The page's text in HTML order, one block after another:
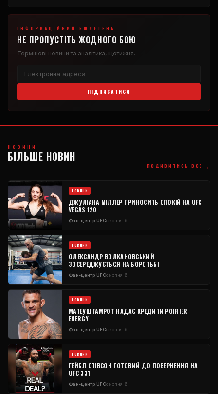
ІНФОРМАЦІЙНИЙ БЮЛЕТЕНЬ
НЕ ПРОПУСТІТЬ ЖОДНОГО БОЮ
Термінові новини та аналітика, щотижня.
ПІДПИСАТИСЯ
НОВИНИ
БІЛЬШЕ НОВИН
ПОДИВИТИСЬ ВСЕ →
НОВИНИ
ДЖУЛІАНА МІЛЛЕР ПРИНОСИТЬ СПОКІЙ НА UFC
VEGAS 120
Фан-центр UFCсерпня 6
НОВИНИ
ОЛЕКСАНДР ВОЛКАНОВСЬКИЙ
ЗОСЕРЕДЖУЄТЬСЯ НА БОРОТЬБІ
Фан-центр UFCсерпня 6
НОВИНИ
МАТЕУШ ГАМРОТ НАДАЄ КРЕДИТИ POIRIER
ENERGY
Фан-центр UFCсерпня 6
НОВИНИ
ГЕЙБЛ СТІВСОН ГОТОВИЙ ДО ПОВЕРНЕННЯ НА
UFC 331
Фан-центр UFCсерпня 6